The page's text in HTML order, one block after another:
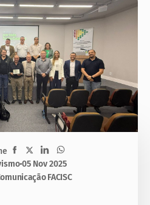
05 Nov 2025
FACISC